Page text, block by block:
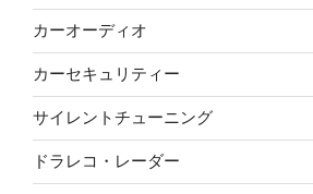
カーオーディオ
カーセキュリティー
サイレントチューニング
ドラレコ・レーダー